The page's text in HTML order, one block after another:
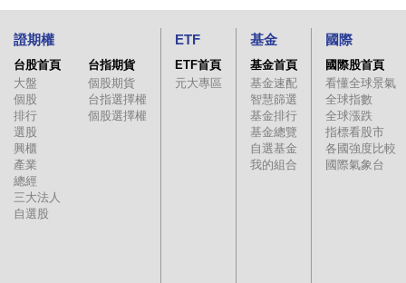
證期權
台股首頁
大盤
個股
排行
選股
興櫃
產業
總經
三大法人
自選股
台指期貨
個股期貨
台指選擇權
個股選擇權
ETF
ETF首頁
元大專區
基金
基金首頁
基金速配
智慧篩選
基金排行
基金總覽
自選基金
我的組合
國際
國際股首頁
看懂全球景氣
全球指數
全球漲跌
指標看股市
各國強度比較
國際氣象台